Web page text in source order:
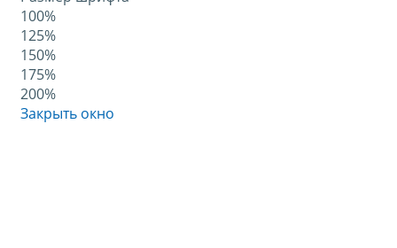
100%
125%
150%
175%
200%
Закрыть окно